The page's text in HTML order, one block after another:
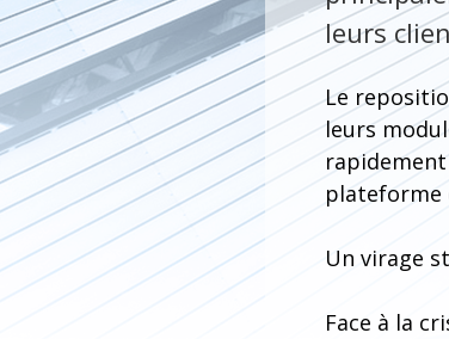
leurs
Le
leurs
rapidement
plateforme
Un virage
Face à la